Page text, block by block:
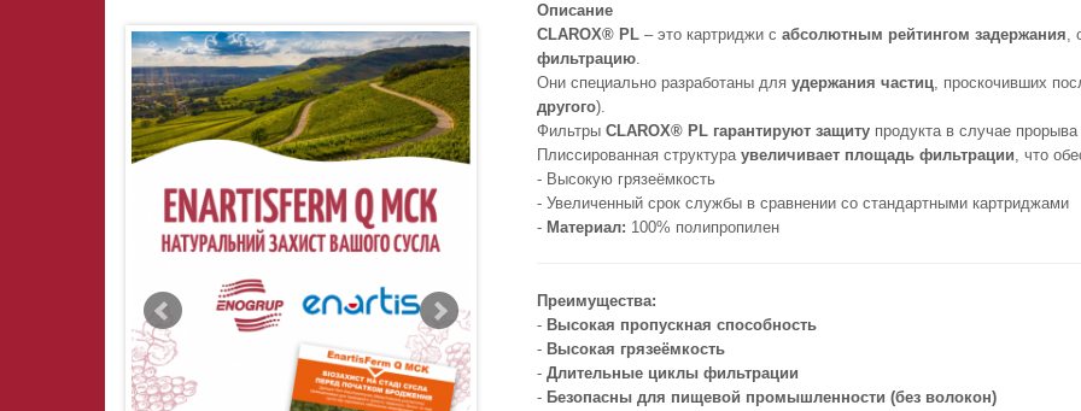
Описание
CLAROX® PL – это картриджи с абсолютным рейтингом задержания,
фильтрацию.
Они специально разработаны для удержания частиц, проскочивших
другого).
Фильтры CLAROX® PL гарантируют защиту продукта в случае
Плиссированная структура увеличивает площадь фильтрации, что
- Высокую грязеёмкость
- Увеличенный срок службы в сравнении со стандартными картриджами
- Материал: 100% полипропилен
Преимущества:
- Высокая пропускная способность
- Высокая грязеёмкость
- Длительные циклы фильтрации
- Безопасны для пищевой промышленности (без волокон)